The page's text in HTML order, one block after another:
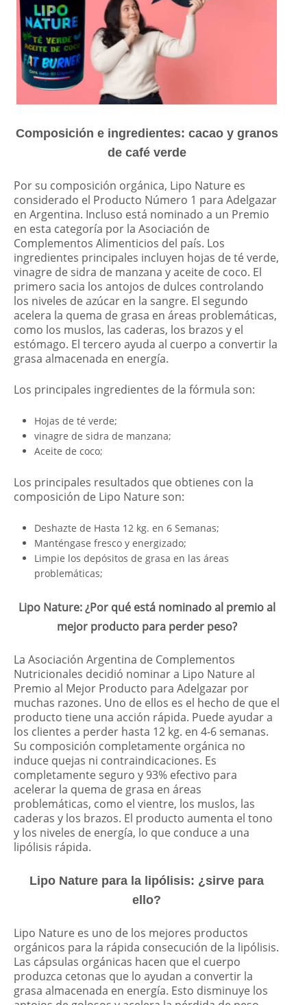
Composición e ingredientes: cacao y granos
de café verde
Por su composición orgánica, Lipo Nature es
considerado el Producto Número 1 para Adelgazar
en Argentina. Incluso está nominado a un Premio
en esta categoría por la Asociación de
Complementos Alimenticios del país. Los
ingredientes principales incluyen hojas de té verde,
vinagre de sidra de manzana y aceite de coco. El
primero sacia los antojos de dulces controlando
los niveles de azúcar en la sangre. El segundo
acelera la quema de grasa en áreas problemáticas,
como los muslos, las caderas, los brazos y el
estómago. El tercero ayuda al cuerpo a convertir la
grasa almacenada en energía.
Los principales ingredientes de la fórmula son:
Hojas de té verde;
vinagre de sidra de manzana;
Aceite de coco;
Los principales resultados que obtienes con la
composición de Lipo Nature son:
Deshazte de Hasta 12 kg. en 6 Semanas;
Manténgase fresco y energizado;
Limpie los depósitos de grasa en las áreas
problemáticas;
Lipo Nature: ¿Por qué está nominado al premio al
mejor producto para perder peso?
La Asociación Argentina de Complementos
Nutricionales decidió nominar a Lipo Nature al
Premio al Mejor Producto para Adelgazar por
muchas razones. Uno de ellos es el hecho de que el
producto tiene una acción rápida. Puede ayudar a
los clientes a perder hasta 12 kg. en 4-6 semanas.
Su composición completamente orgánica no
induce quejas ni contraindicaciones. Es
completamente seguro y 93% efectivo para
acelerar la quema de grasa en áreas
problemáticas, como el vientre, los muslos, las
caderas y los brazos. El producto aumenta el tono
y los niveles de energía, lo que conduce a una
lipólisis rápida.
Lipo Nature para la lipólisis: ¿sirve para
ello?
Lipo Nature es uno de los mejores productos
orgánicos para la rápida consecución de la lipólisis.
Las cápsulas orgánicas hacen que el cuerpo
produzca cetonas que lo ayudan a convertir la
grasa almacenada en energía. Esto disminuye los